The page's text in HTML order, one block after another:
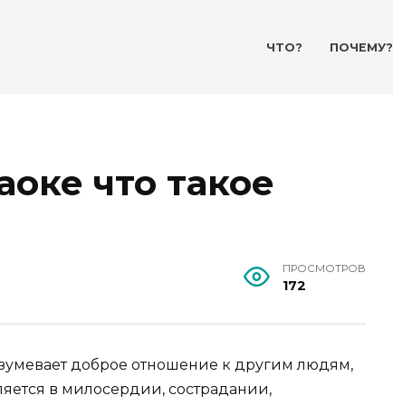
ЧТО? ПОЧЕМУ?
что такое
ПРОСМОТРОВ
172
доброе отношение к другим людям,
в милосердии, сострадании,